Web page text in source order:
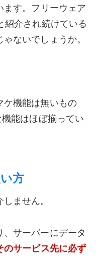
ます。フリーウェア
紹介され続けている
ないでしょうか。
ケ機能は無いもの
能はほぼ揃ってい
方
ません。
サーバーにデータ
のサービス先に必ず